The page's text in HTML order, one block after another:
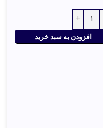
تعداد کلید
ها :
افزودن به سبد خرید